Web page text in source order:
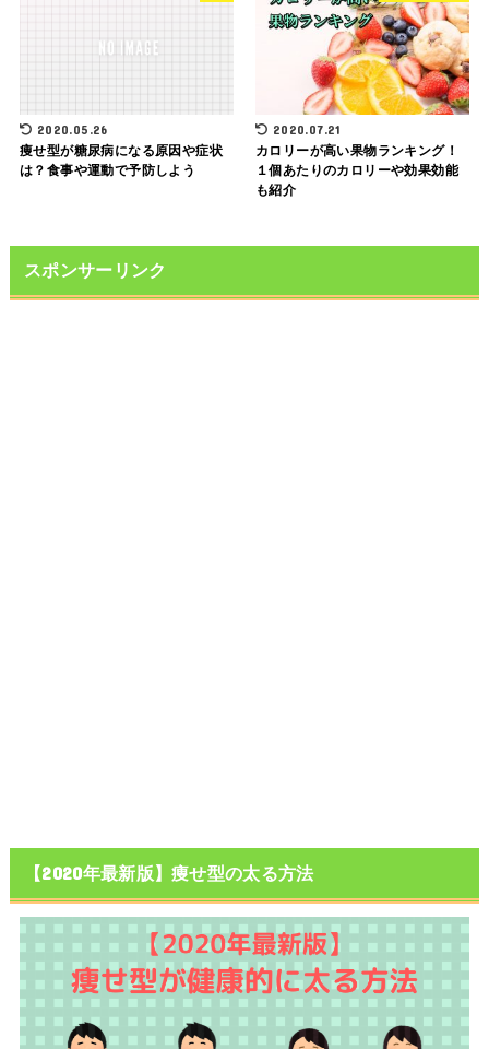
2020.05.26
痩せ型が糖尿病になる原因や症状
は？食事や運動で予防しよう
2020.07.21
カロリーが高い果物ランキング！
１個あたりのカロリーや効果効能
も紹介
スポンサーリンク
【2020年最新版】痩せ型の太る方法